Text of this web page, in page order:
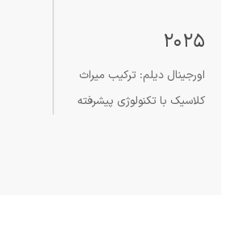
2025
اورجینال دیلم: ترکیب میراث
کلاسیک با تکنولوژی پیشرفته